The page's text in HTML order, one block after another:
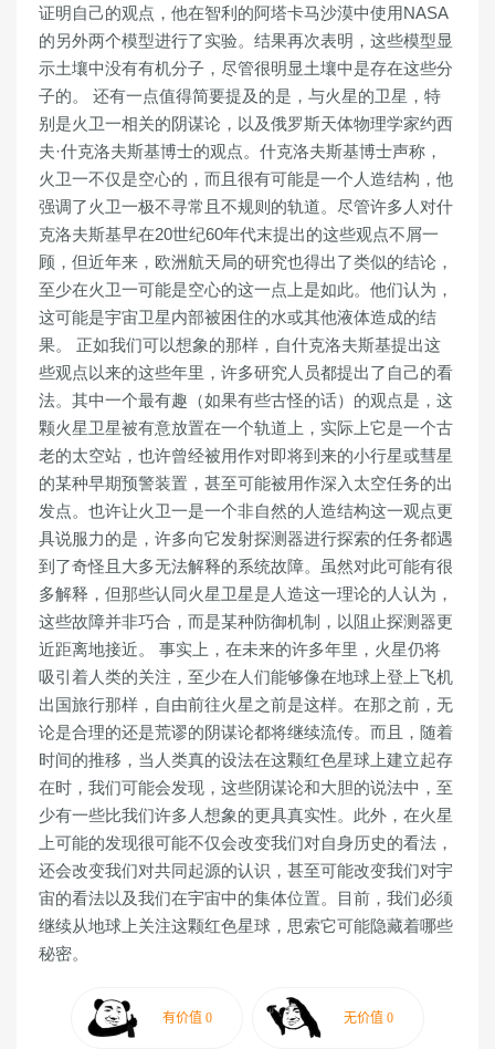
证明自己的观点，他在智利的阿塔卡马沙漠中使用NASA
的另外两个模型进行了实验。结果再次表明，这些模型显
示土壤中没有有机分子，尽管很明显土壤中是存在这些分
子的。 还有一点值得简要提及的是，与火星的卫星，特
别是火卫一相关的阴谋论，以及俄罗斯天体物理学家约西
夫·什克洛夫斯基博士的观点。什克洛夫斯基博士声称，
火卫一不仅是空心的，而且很有可能是一个人造结构，他
强调了火卫一极不寻常且不规则的轨道。尽管许多人对什
克洛夫斯基早在20世纪60年代末提出的这些观点不屑一
顾，但近年来，欧洲航天局的研究也得出了类似的结论，
至少在火卫一可能是空心的这一点上是如此。他们认为，
这可能是宇宙卫星内部被困住的水或其他液体造成的结
果。 正如我们可以想象的那样，自什克洛夫斯基提出这
些观点以来的这些年里，许多研究人员都提出了自己的看
法。其中一个最有趣（如果有些古怪的话）的观点是，这
颗火星卫星被有意放置在一个轨道上，实际上它是一个古
老的太空站，也许曾经被用作对即将到来的小行星或彗星
的某种早期预警装置，甚至可能被用作深入太空任务的出
发点。也许让火卫一是一个非自然的人造结构这一观点更
具说服力的是，许多向它发射探测器进行探索的任务都遇
到了奇怪且大多无法解释的系统故障。虽然对此可能有很
多解释，但那些认同火星卫星是人造这一理论的人认为，
这些故障并非巧合，而是某种防御机制，以阻止探测器更
近距离地接近。 事实上，在未来的许多年里，火星仍将
吸引着人类的关注，至少在人们能够像在地球上登上飞机
出国旅行那样，自由前往火星之前是这样。在那之前，无
论是合理的还是荒谬的阴谋论都将继续流传。而且，随着
时间的推移，当人类真的设法在这颗红色星球上建立起存
在时，我们可能会发现，这些阴谋论和大胆的说法中，至
少有一些比我们许多人想象的更具真实性。此外，在火星
上可能的发现很可能不仅会改变我们对自身历史的看法，
还会改变我们对共同起源的认识，甚至可能改变我们对宇
宙的看法以及我们在宇宙中的集体位置。目前，我们必须
继续从地球上关注这颗红色星球，思索它可能隐藏着哪些
秘密。